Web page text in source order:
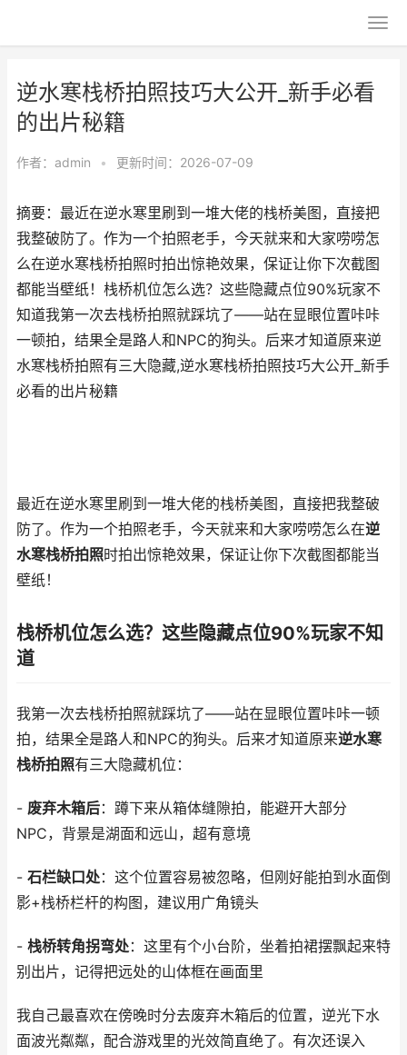
逆水寒栈桥拍照技巧大公开_新手必看
的出片秘籍
作者： admin • 更新时间：2026-07-09
摘要：最近在逆水寒里刷到一堆大佬的栈桥美图，直接把
我整破防了。作为一个拍照老手，今天就来和大家唠唠怎
么在逆水寒栈桥拍照时拍出惊艳效果，保证让你下次截图
都能当壁纸！栈桥机位怎么选？这些隐藏点位90%玩家不
知道我第一次去栈桥拍照就踩坑了——站在显眼位置咔咔
一顿拍，结果全是路人和NPC的狗头。后来才知道原来逆
水寒栈桥拍照有三大隐藏,逆水寒栈桥拍照技巧大公开_新手
必看的出片秘籍
最近在逆水寒里刷到一堆大佬的栈桥美图，直接把我整破
防了。作为一个拍照老手，今天就来和大家唠唠怎么在逆
水寒栈桥拍照时拍出惊艳效果，保证让你下次截图都能当
壁纸！
栈桥机位怎么选？这些隐藏点位90%玩家不知
道
我第一次去栈桥拍照就踩坑了——站在显眼位置咔咔一顿
拍，结果全是路人和NPC的狗头。后来才知道原来逆水寒
栈桥拍照有三大隐藏机位：
- 废弃木箱后：蹲下来从箱体缝隙拍，能避开大部分
NPC，背景是湖面和远山，超有意境
- 石栏缺口处：这个位置容易被忽略，但刚好能拍到水面倒
影+栈桥栏杆的构图，建议用广角镜头
- 栈桥转角拐弯处：这里有个小台阶，坐着拍裙摆飘起来特
别出片，记得把远处的山体框在画面里
我自己最喜欢在傍晚时分去废弃木箱后的位置，逆光下水
面波光粼粼，配合游戏里的光效简直绝了。有次还误入